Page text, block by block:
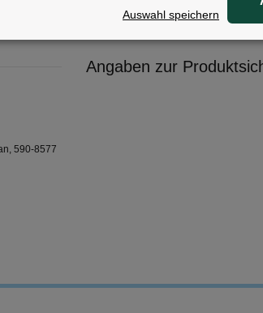
Angaben zur
590-8577
Auswahl speichern